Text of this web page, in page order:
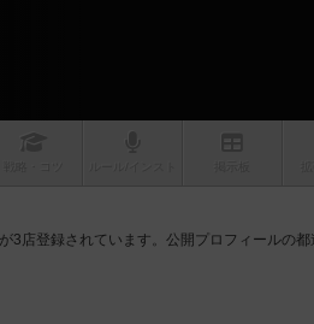
3店登録されています。公開プロフィールの